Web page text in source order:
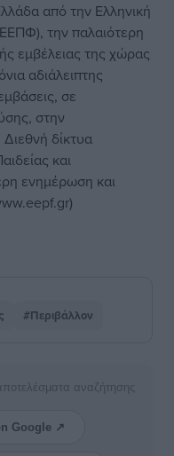
από την Ελληνική
την παλαιότερη
εμβέλειας της χώρας
αδιάλειπτης
σε
στην
δίκτυα
και
ενημέρωση και
#Περιβάλλον
αναζήτησης
Google ↗